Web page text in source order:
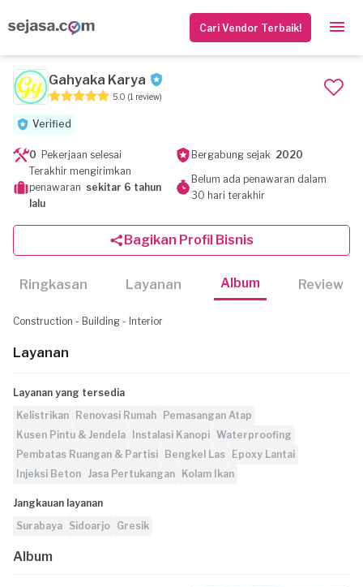
Cari Vendor Terbaik!
Gahyaka Karya
5.0 (1 review)
Verified
0 Pekerjaan selesai Bergabung sejak 2020
Terakhir mengirimkan
penawaran sekitar 6 tahun
lalu
Belum ada penawaran dalam
30 hari terakhir
Bagikan Profil Bisnis
Ringkasan Layanan Album Review
Construction - Building - Interior
Layanan
Layanan yang tersedia
Kelistrikan
Renovasi Rumah
Pemasangan Atap
Kusen Pintu & Jendela
Instalasi Kanopi Waterproofing
Pembatas Ruangan & Partisi
Bengkel Las
Epoxy Lantai
Injeksi Beton Jasa Pertukangan Kolam Ikan
Jangkauan layanan
Surabaya Sidoarjo Gresik
Album